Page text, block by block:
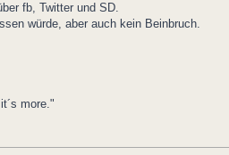
fb, Twitter und SD.
würde, aber auch kein Beinbruch.
more."